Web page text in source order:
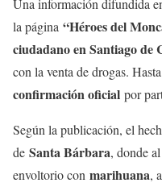
la página “Héroes del
ciudadano en Santiago de
con la venta de drogas.
confirmación oficial por
Según la publicación, el
de Santa Bárbara, donde
envoltorio con marihuana,